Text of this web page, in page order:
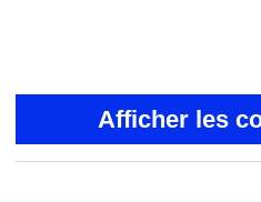
Afficher les